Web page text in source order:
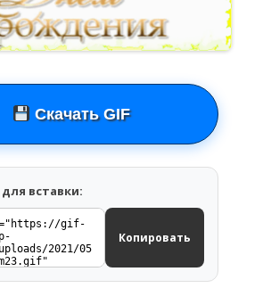
Скачать GIF
вставки:
Копировать